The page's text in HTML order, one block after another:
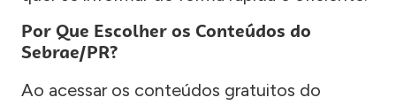
Por Que Escolher os Conteúdos do
Sebrae/PR?
Ao acessar os conteúdos gratuitos do